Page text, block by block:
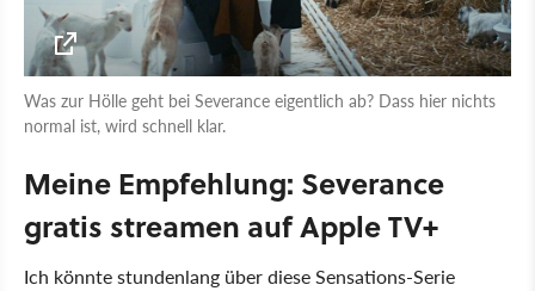
Was zur Hölle geht bei Severance eigentlich ab? Dass hier nichts
normal ist, wird schnell klar.
Meine Empfehlung: Severance
gratis streamen auf Apple TV+
Ich könnte stundenlang über diese Sensations-Serie